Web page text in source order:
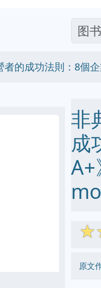
者的成功法則：8個
非
成
☆
原文